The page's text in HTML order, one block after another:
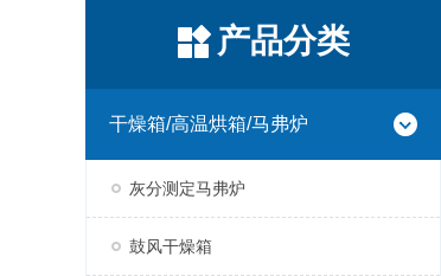
产品分类
干燥箱/高温烘箱/马弗炉
灰分测定马弗炉
鼓风干燥箱